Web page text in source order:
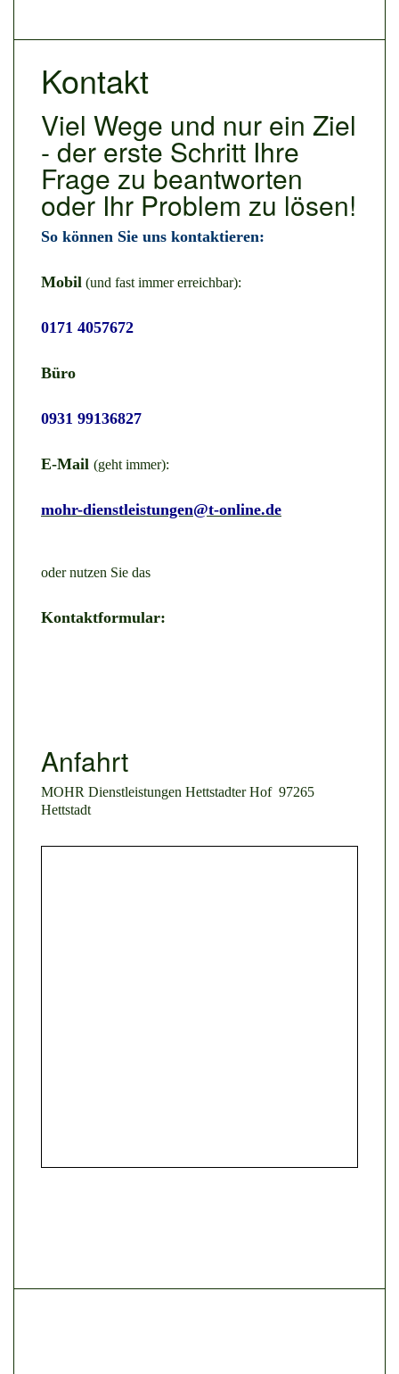
Kontakt
Viel Wege und nur ein Ziel
- der erste Schritt Ihre
Frage zu beantworten
oder Ihr Problem zu lösen!
So können Sie uns kontaktieren:
Mobil (und fast immer erreichbar):
0171 4057672
Büro
0931 99136827
E-Mail (geht immer):
mohr-dienstleistungen@t-online.de
oder nutzen Sie das
Kontaktformular:
Anfahrt
MOHR Dienstleistungen Hettstadter Hof 97265
Hettstadt